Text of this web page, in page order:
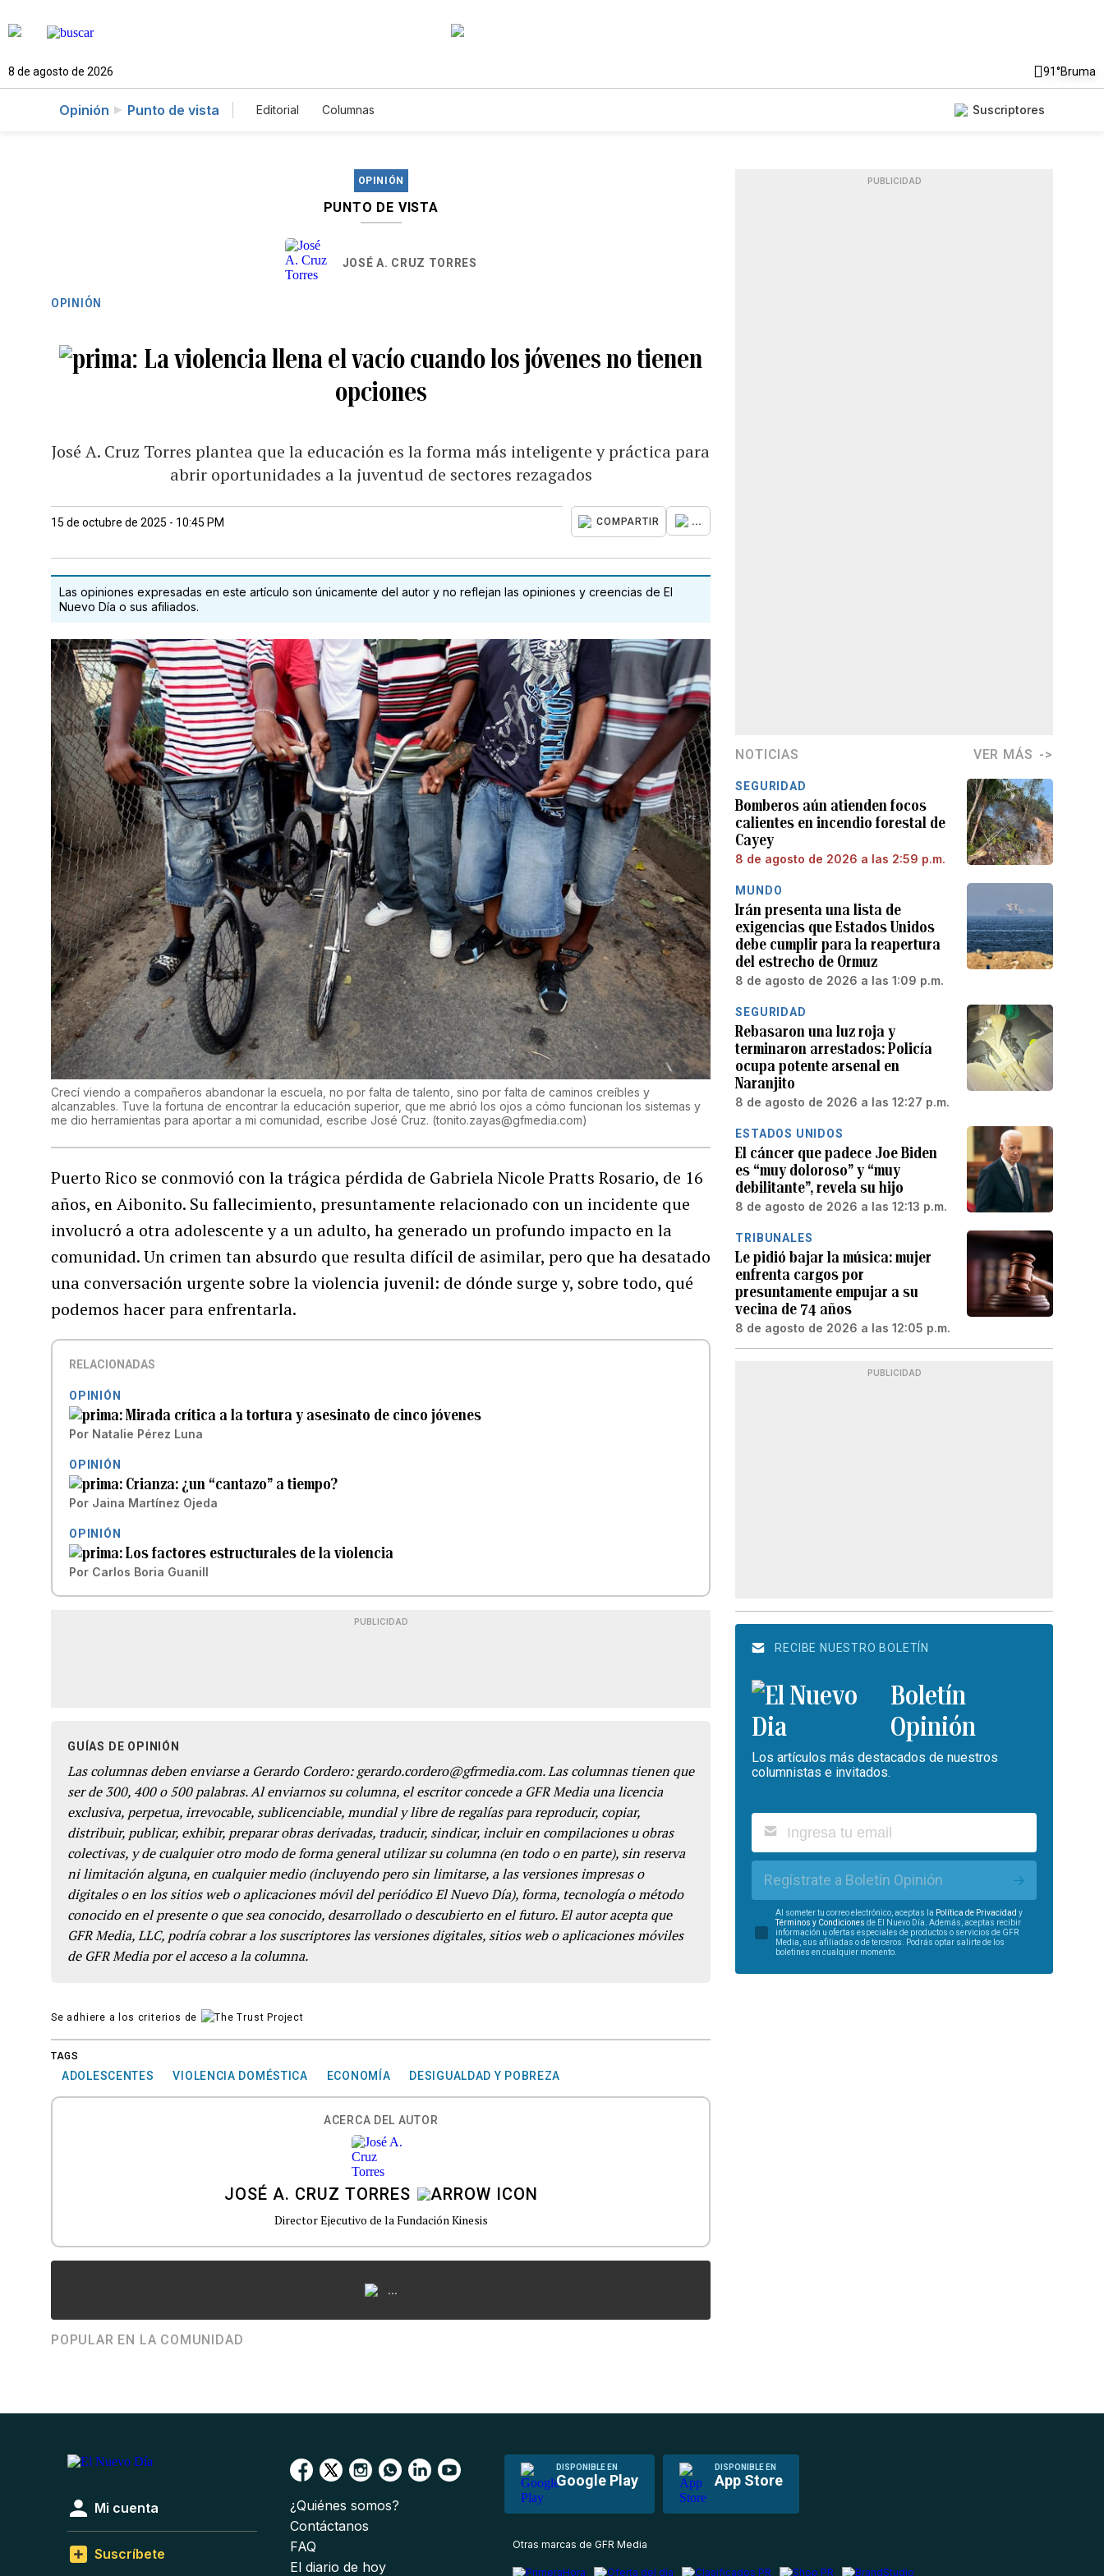
8 de agosto de 2026 91°Bruma
Opinión Punto de vista Editorial Columnas Suscriptores
OPINIÓN
PUNTO DE VISTA
JOSÉ A. CRUZ TORRES
OPINIÓN
La violencia llena el vacío cuando los jóvenes no tienen
opciones
José A. Cruz Torres plantea que la educación es la forma más inteligente y práctica para
abrir oportunidades a la juventud de sectores rezagados
15 de octubre de 2025 - 10:45 PM COMPARTIR ...
Las opiniones expresadas en este artículo son únicamente del autor y no reflejan las opiniones y creencias de El
Nuevo Día o sus afiliados.
Crecí viendo a compañeros abandonar la escuela, no por falta de talento, sino por falta de caminos creíbles y
alcanzables. Tuve la fortuna de encontrar la educación superior, que me abrió los ojos a cómo funcionan los sistemas y
me dio herramientas para aportar a mi comunidad, escribe José Cruz. (tonito.zayas@gfmedia.com)
Puerto Rico se conmovió con la trágica pérdida de Gabriela Nicole Pratts Rosario, de 16
años, en Aibonito. Su fallecimiento, presuntamente relacionado con un incidente que
involucró a otra adolescente y a un adulto, ha generado un profundo impacto en la
comunidad. Un crimen tan absurdo que resulta difícil de asimilar, pero que ha desatado
una conversación urgente sobre la violencia juvenil: de dónde surge y, sobre todo, qué
podemos hacer para enfrentarla.
RELACIONADAS
OPINIÓN
Mirada crítica a la tortura y asesinato de cinco jóvenes
Por Natalie Pérez Luna
OPINIÓN
Crianza: ¿un “cantazo” a tiempo?
Por Jaina Martínez Ojeda
OPINIÓN
Los factores estructurales de la violencia
Por Carlos Boria Guanill
PUBLICIDAD
GUÍAS DE OPINIÓN
Las columnas deben enviarse a Gerardo Cordero: gerardo.cordero@gfrmedia.com. Las columnas tienen que
ser de 300, 400 o 500 palabras. Al enviarnos su columna, el escritor concede a GFR Media una licencia
exclusiva, perpetua, irrevocable, sublicenciable, mundial y libre de regalías para reproducir, copiar,
distribuir, publicar, exhibir, preparar obras derivadas, traducir, sindicar, incluir en compilaciones u obras
colectivas, y de cualquier otro modo de forma general utilizar su columna (en todo o en parte), sin reserva
ni limitación alguna, en cualquier medio (incluyendo pero sin limitarse, a las versiones impresas o
digitales o en los sitios web o aplicaciones móvil del periódico El Nuevo Día), forma, tecnología o método
conocido en el presente o que sea conocido, desarrollado o descubierto en el futuro. El autor acepta que
GFR Media, LLC, podría cobrar a los suscriptores las versiones digitales, sitios web o aplicaciones móviles
de GFR Media por el acceso a la columna.
Se adhiere a los criterios de
TAGS
ADOLESCENTES VIOLENCIA DOMÉSTICA ECONOMÍA DESIGUALDAD Y POBREZA
ACERCA DEL AUTOR
JOSÉ A. CRUZ TORRES
Director Ejecutivo de la Fundación Kinesis
...
POPULAR EN LA COMUNIDAD
PUBLICIDAD
NOTICIAS VER MÁS
SEGURIDAD
Bomberos aún atienden focos
calientes en incendio forestal de
Cayey
8 de agosto de 2026 a las 2:59 p.m.
MUNDO
Irán presenta una lista de
exigencias que Estados Unidos
debe cumplir para la reapertura
del estrecho de Ormuz
8 de agosto de 2026 a las 1:09 p.m.
SEGURIDAD
Rebasaron una luz roja y
terminaron arrestados: Policía
ocupa potente arsenal en
Naranjito
8 de agosto de 2026 a las 12:27 p.m.
ESTADOS UNIDOS
El cáncer que padece Joe Biden
es “muy doloroso” y “muy
debilitante”, revela su hijo
8 de agosto de 2026 a las 12:13 p.m.
TRIBUNALES
Le pidió bajar la música: mujer
enfrenta cargos por
presuntamente empujar a su
vecina de 74 años
8 de agosto de 2026 a las 12:05 p.m.
PUBLICIDAD
RECIBE NUESTRO BOLETÍN
Boletín
Opinión
Los artículos más destacados de nuestros
columnistas e invitados.
Regístrate a Boletín Opinión
Al someter tu correo electrónico, aceptas la Política de Privacidad y
Términos y Condiciones de El Nuevo Día. Además, aceptas recibir
información u ofertas especiales de productos o servicios de GFR
Media, sus afiliadas o de terceros. Podrás optar salirte de los
boletines en cualquier momento.
DISPONIBLE EN
Google Play
DISPONIBLE EN
App Store
Mi cuenta
Suscríbete
¿Quiénes somos?
Contáctanos
FAQ
El diario de hoy
Otras marcas de GFR Media